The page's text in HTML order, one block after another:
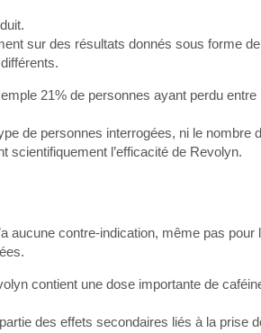
sur des résultats donnés sous forme
21% de personnes ayant perdu
de personnes interrogées, ni le nombre
l’efficacité de Revolyn.
aucune contre-indication, même pas
contient une dose importante de
des effets secondaires liés à la prise